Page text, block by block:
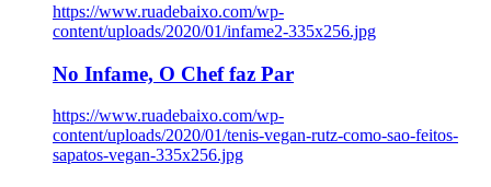
https://www.ruadebaixo.com/wp-
content/uploads/2020/01/infame2-335x256.jpg
No Infame, O Chef faz Par
https://www.ruadebaixo.com/wp-
content/uploads/2020/01/tenis-vegan-rutz-como-sao-feitos-
sapatos-vegan-335x256.jpg